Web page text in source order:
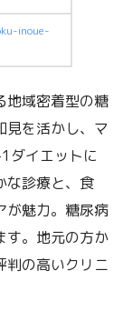
inoue-
地域密着型の糖
見を活かし、マ
ダイエットに
な診療と、食
が魅力。糖尿病
す。地元の方か
判の高いクリニ